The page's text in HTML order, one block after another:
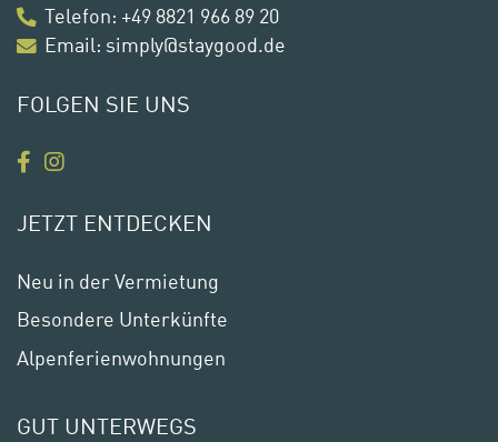
Telefon: +49 8821 966 89 20
Email: simply@staygood.de
FOLGEN SIE UNS
JETZT ENTDECKEN
Neu in der Vermietung
Besondere Unterkünfte
Alpenferienwohnungen
GUT UNTERWEGS